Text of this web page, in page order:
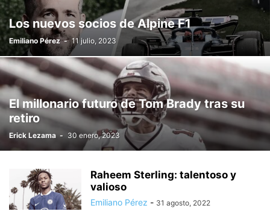
TECNOLOGÍA TENIS TENIS TRABAJO Y AGENTES
TV Y AUDIENCIA UANL UNDER ARMOUR VIAJES - DESTACADOS
VIAJES - EVENTOS DEPORTIVOS VIDEO
Los nuevos socios de Alpine F1
Emiliano Pérez - 11 julio, 2023
El millonario futuro de Tom Brady tras su
retiro
Erick Lezama - 30 enero, 2023
Raheem Sterling: talentoso y
valioso
Emiliano Pérez - 31 agosto, 2022